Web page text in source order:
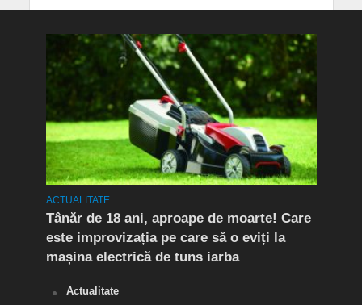
ACTUALITATE
Tânăr de 18 ani, aproape de moarte! Care
este improvizația pe care să o eviți la
mașina electrică de tuns iarba
Actualitate